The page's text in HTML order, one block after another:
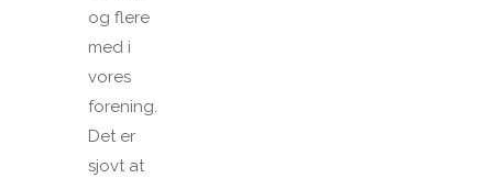
og flere
med i
vores
forening.
Det er
sjovt at